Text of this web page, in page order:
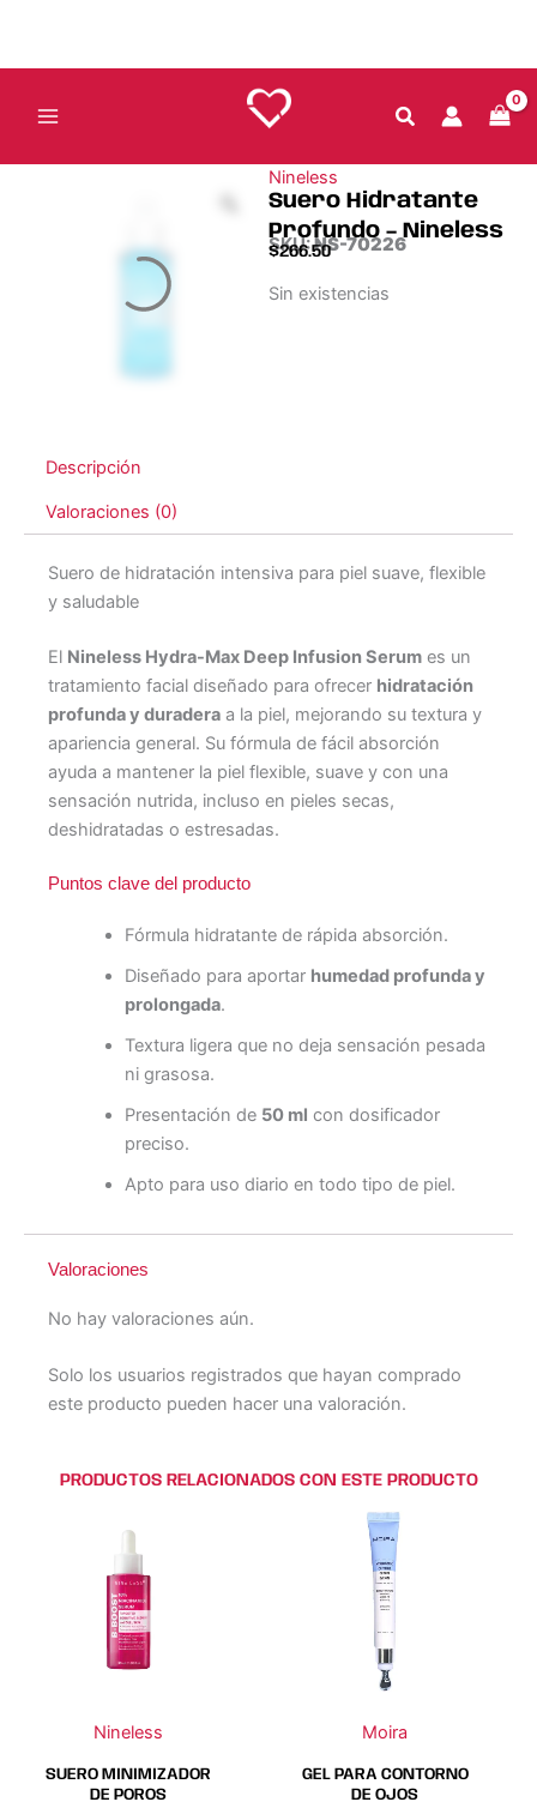
contenido
Nineless
Suero Hidratante
Profundo – Nineless
SKU:NS-70226
$266.50
Sin existencias
Descripción
Valoraciones (0)
Suero de hidratación intensiva para piel suave, flexible
y saludable
El Nineless Hydra-Max Deep Infusion Serum es un
tratamiento facial diseñado para ofrecer hidratación
profunda y duradera a la piel, mejorando su textura y
apariencia general. Su fórmula de fácil absorción
ayuda a mantener la piel flexible, suave y con una
sensación nutrida, incluso en pieles secas,
deshidratadas o estresadas.
Puntos clave del producto
Fórmula hidratante de rápida absorción.
Diseñado para aportar humedad profunda y
prolongada.
Textura ligera que no deja sensación pesada
ni grasosa.
Presentación de 50 ml con dosificador
preciso.
Apto para uso diario en todo tipo de piel.
Valoraciones
No hay valoraciones aún.
Solo los usuarios registrados que hayan comprado
este producto pueden hacer una valoración.
PRODUCTOS RELACIONADOS CON ESTE PRODUCTO
Nineless
SUERO MINIMIZADOR
DE POROS
Moira
GEL PARA CONTORNO
DE OJOS